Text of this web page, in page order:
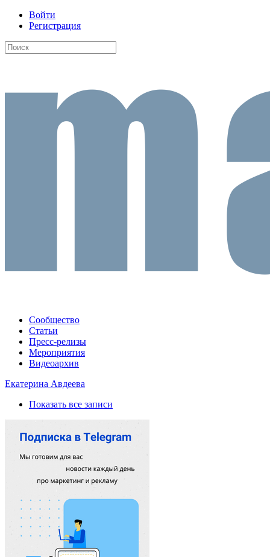
Войти
Регистрация
Сообщество
Статьи
Пресс-релизы
Мероприятия
Видеоархив
Екатерина Авдеева
Показать все записи